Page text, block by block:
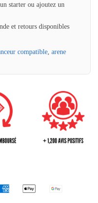
starter ou ajoutez un
et retours disponibles
compatible arene